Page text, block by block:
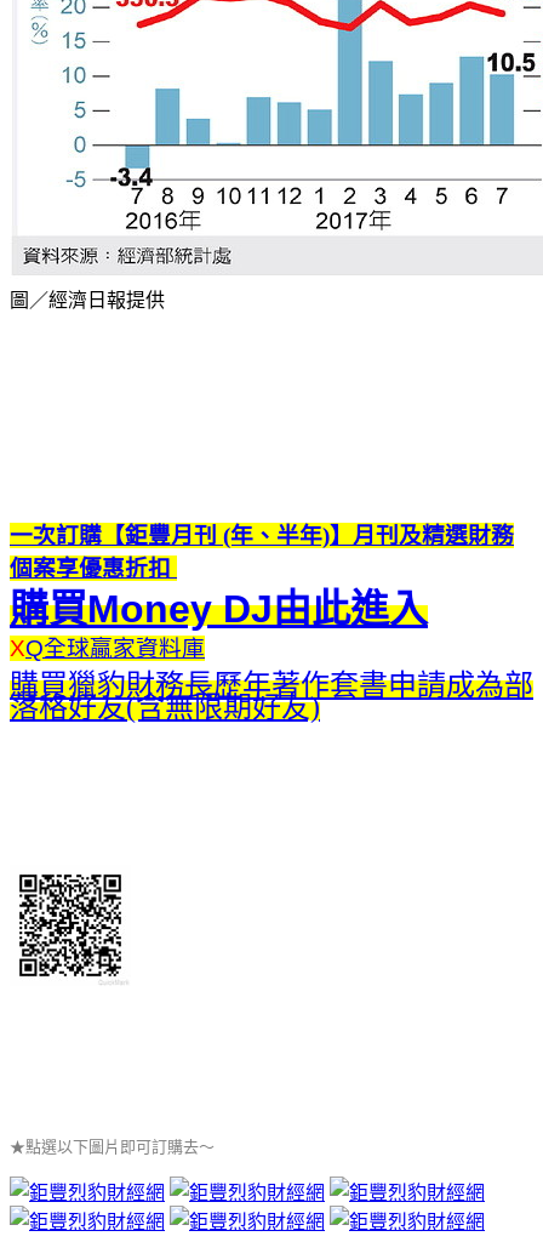
圖／經濟日報提供
一次訂購【鉅豐月刊 (年、半年)】月刊及精選財務
個案享優惠折扣
購買Money DJ由此進入
XQ全球贏家資料庫
購買獵豹財務長歷年著作套書申請成為部
落格好友(含無限期好友)
★點選以下圖片即可訂購去～